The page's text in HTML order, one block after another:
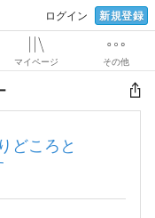
ログイン 新規登録
マイページ その他
どころと